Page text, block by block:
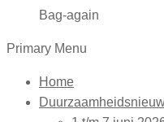
Bag-again
Primary Menu
Home